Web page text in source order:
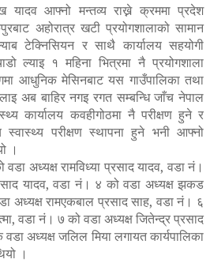
यादव आफ्नो मन्तव्य राख्ने क्रममा प्रदेश
अहोरात्र खटी प्रयोगशालाको सामान
टेक्निसियन र साथै कार्यालय सहयोगी
ल्याइ १ महिना भित्रमा नै प्रयोगशाला
आधुनिक मेसिनबाट यस गाउँपालिका तथा
अब बाहिर नगइ रगत सम्बन्धि जाँच नेपाल
कार्यालय कवहीगोठमा नै परीक्षण हुने र
स्वास्थ्य परीक्षण स्थापना हुने भनी आफ्नो
।
अध्यक्ष रामविध्या प्रसाद यादव, वडा नं।
यादव, वडा नं। ४ को वडा अध्यक्ष झकड
अध्यक्ष रामएकबाल प्रसाद साह, वडा नं। ६
वडा नं। ७ को वडा अध्यक्ष जितेन्द्र प्रसाद
अध्यक्ष जलिल मिया लगायत कार्यपालिका
।